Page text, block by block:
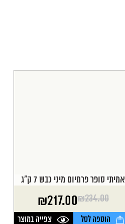
אמיתי סופר פרמיום מיני כבש 7 ק"ג
₪234.00
המחיר
המקורי
₪217.00
המחיר
הנוכחי
הוספה לסל צפייה במוצר